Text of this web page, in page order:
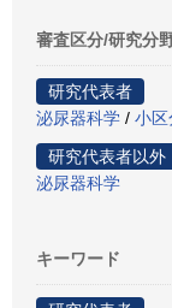
審査区分/研究分
研究代表者
泌尿器科学 / 小区
研究代表者以外
泌尿器科学
キーワード